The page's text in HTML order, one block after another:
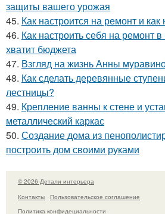
защиты вашего урожая
45. Как настроится на ремонт и
46. Как настроить себя на ремонт
хватит бюджета
47. Взгляд на жизнь Анны
48. Как сделать деревянные
лестницы?
49. Крепление ванны к стене и
металлический каркас
50. Создание дома из
построить дом своими руками
© 2026 Детали интерьера
Контакты
Пользовательское соглашение
Политика конфидециальности